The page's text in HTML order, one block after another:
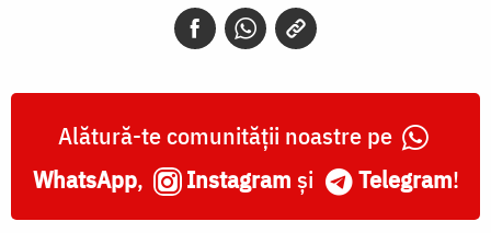
Alătură-te comunității noastre pe
WhatsApp, Instagram și Telegram!